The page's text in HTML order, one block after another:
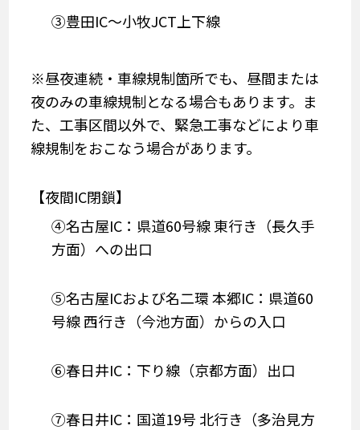
③豊田IC～小牧JCT上下線
※昼夜連続・車線規制箇所でも、昼間または
夜のみの車線規制となる場合もあります。ま
た、工事区間以外で、緊急工事などにより車
線規制をおこなう場合があります。
【夜間IC閉鎖】
④名古屋IC：県道60号線 東行き（長久手
方面）への出口
⑤名古屋ICおよび名二環 本郷IC：県道60
号線 西行き（今池方面）からの入口
⑥春日井IC：下り線（京都方面）出口
⑦春日井IC：国道19号 北行き（多治見方